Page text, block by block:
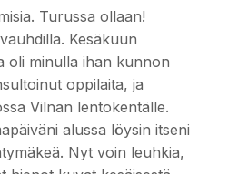
Turussa ollaan!
Kesäkuun
oli minulla ihan kunnon
oppilaita, ja
Vilnan lentokentälle.
alussa löysin itseni
Nyt voin leuhkia,